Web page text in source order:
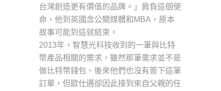
台灣創造更有價值的品牌。」肩負這個使
命，他到英國念公關媒體和MBA，原本
故事可能到這就結束。
2013年，智慧光科技收到的一筆與比特
幣產品相關的需求，雖然那筆需求並不是
做比特幣錢包、後來他們也沒有簽下這筆
訂單，但歐仕邁卻因此接到來自父親的任